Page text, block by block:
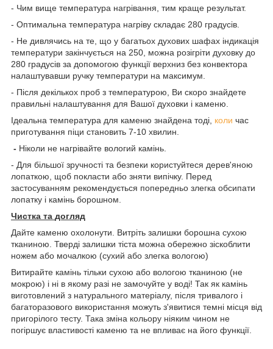
- Чим вище температура нагрівання, тим краще результат.
- Оптимальна температура нагріву складає 280 градусів.
- Не дивлячись на те, що у багатьох духових шафах індикація
температури закінчується на 250, можна розігріти духовку до
280 градусів за допомогою функції верхниз без конвектора
налаштувавши ручку температури на максимум.
- Після декількох проб з температурою, Ви скоро знайдете
правильні налаштування для Вашої духовки і каменю.
Ідеальна температура для каменю знайдена тоді, коли час
приготування піци становить 7-10 хвилин.
- Ніколи не нагрівайте вологий камінь.
- Для більшої зручності та безпеки користуйтеся дерев'яною
лопаткою, щоб покласти або зняти випічку. Перед
застосуванням рекомендується попередньо злегка обсипати
лопатку і камінь борошном.
Чистка та догляд
Дайте каменю охолонути. Витріть залишки борошна сухою
тканиною. Тверді залишки тіста можна обережно зіскоблити
ножем або мочалкою (сухий або злегка вологою)
Витирайте камінь тільки сухою або вологою тканиною (не
мокрою) і ні в якому разі не замочуйте у воді! Так як камінь
виготовлений з натурального матеріалу, після тривалого і
багаторазового використання можуть з'явитися темні місця від
пригорілого тесту. Така зміна кольору ніяким чином не
погіршує властивості каменю та не впливає на його функції.